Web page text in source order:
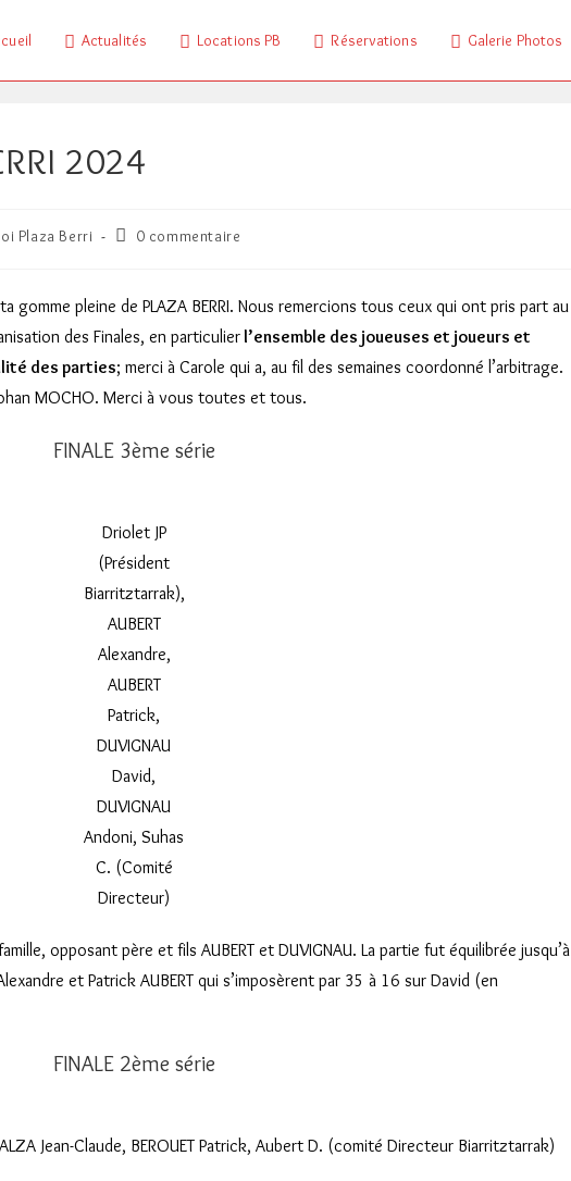
Actualités Locations PB Réservations Galerie Photos
2024
Plaza Berri
Commentaires
publication :
0 commentaire
gomme pleine de PLAZA BERRI. Nous remercions tous ceux qui ont pris part au
des Finales, en particulier l’ensemble des joueuses et joueurs et
des parties; merci à Carole qui a, au fil des semaines coordonné l’arbitrage.
MOCHO. Merci à vous toutes et tous.
FINALE 3ème série
Driolet JP
(Président
Biarritztarrak),
AUBERT
Alexandre,
AUBERT
Patrick,
DUVIGNAU
David,
DUVIGNAU
Andoni, Suhas
C. (Comité
Directeur)
opposant père et fils AUBERT et DUVIGNAU. La partie fut équilibrée jusqu’à
et Patrick AUBERT qui s’imposèrent par 35 à 16 sur David (en
FINALE 2ème série
Jean-Claude, BEROUET Patrick, Aubert D. (comité Directeur Biarritztarrak)